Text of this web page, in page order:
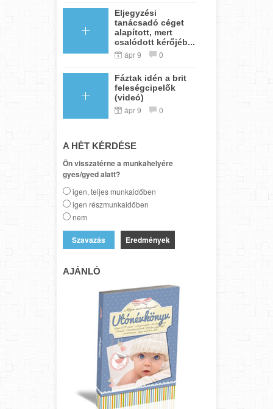
Eljegyzési
tanácsadó céget
alapított, mert
csalódott kérőjéb...
ápr 9 0
Fáztak idén a brit
feleségcipelők
(videó)
ápr 9 0
A HÉT KÉRDÉSE
Ön visszatérne a munkahelyére
gyes/gyed alatt?
igen, teljes munkaidőben
igen részmunkaidőben
nem
Eredmények
AJÁNLÓ